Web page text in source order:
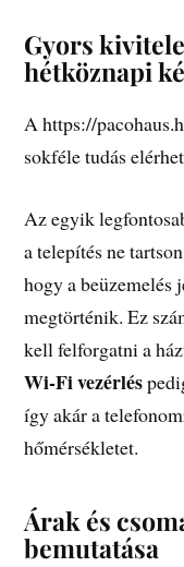
Gyors
hétköznapi
A https://
sokféle tudás
Az egyik
a telepítés ne
hogy a beüzemelés
megtörténik. Ez
kell felforgatni a
Wi-Fi vezérlés
így akár a
hőmérsékletet.
Árak és
bemutatása